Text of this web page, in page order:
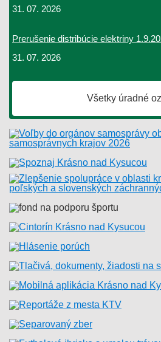
31. 07. 2026
Prerušenie distribúcie elektriny
31. 07. 2026
Všetky úradné